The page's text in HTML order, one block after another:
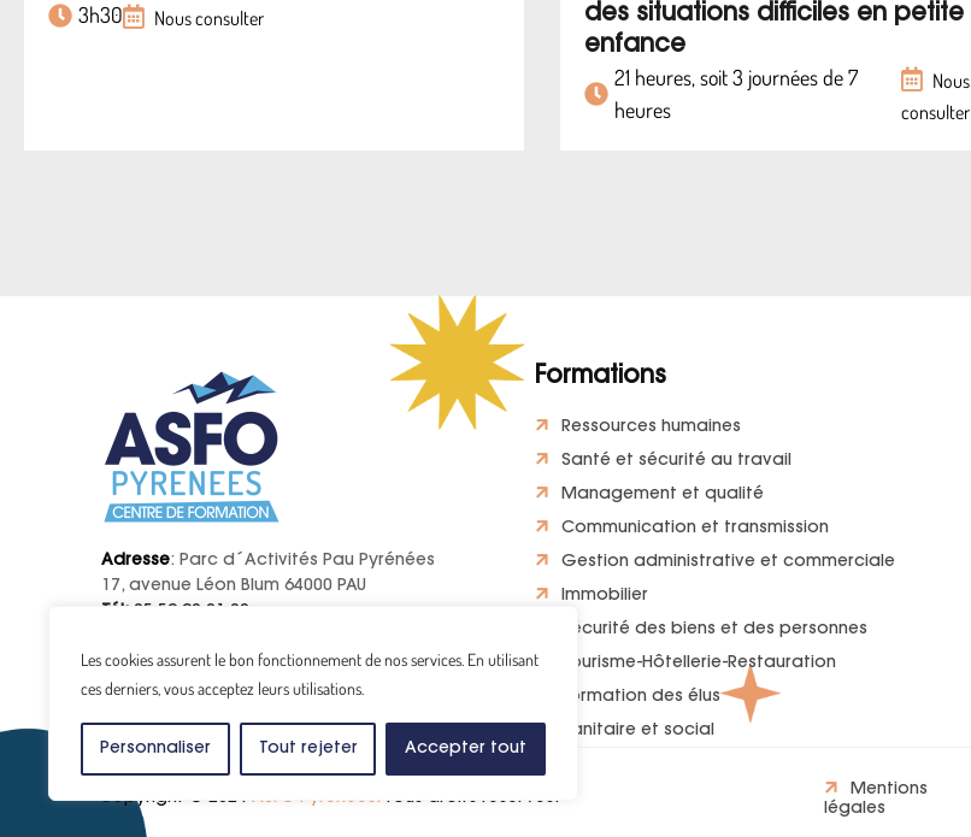
Les cookies assurent le bon fonctionnement de nos services. En utilisant
ces derniers, vous acceptez leurs utilisations.
Personnaliser Tout rejeter Accepter tout
3h30 Nous consulter
des situations difficiles en petite
enfance
21 heures, soit 3 journées de 7
heures
Nous
consulter
Adresse: Parc d´Activités Pau Pyrénées
17, avenue Léon Blum 64000 PAU
Formations
Ressources humaines
Santé et sécurité au travail
Management et qualité
Communication et transmission
Gestion administrative et commerciale
Immobilier
Sécurité des biens et des personnes
Tourisme-Hôtellerie-Restauration
Formation des élus
Sanitaire et social
Copyright © 2024 ASFO Pyrénées.Tous droits réservés.
Mentions
légales